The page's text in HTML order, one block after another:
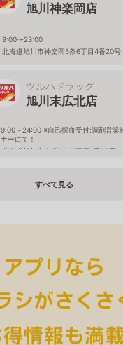
旭川神楽岡店
9:00〜23:00
北海道旭川市神楽岡5条6丁目4番20号
ツルハドラッグ
旭川末広北店
9:00～24:00 ※自己採血受付:調剤営業
ナーにて！
北海道旭川市末広1条10丁目1番20号
すべて見る